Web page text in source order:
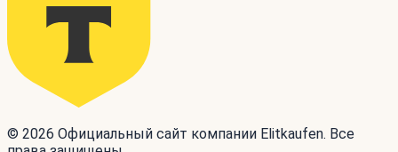
© 2026 Официальный сайт компании Elitkaufen. Все